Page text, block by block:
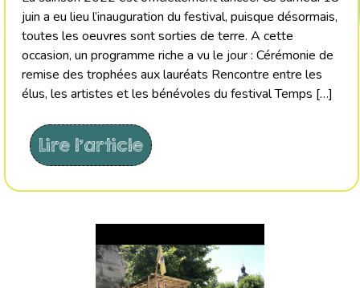
juin a eu lieu l’inauguration du festival, puisque désormais,
toutes les oeuvres sont sorties de terre. A cette
occasion, un programme riche a vu le jour : Cérémonie de
remise des trophées aux lauréats Rencontre entre les
élus, les artistes et les bénévoles du festival Temps […]
Lire l'article